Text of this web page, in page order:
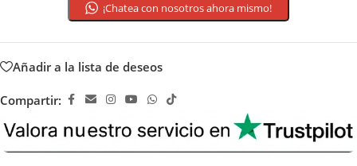
¡Chatea con nosotros ahora mismo!
Añadir a la lista de deseos
Compartir: